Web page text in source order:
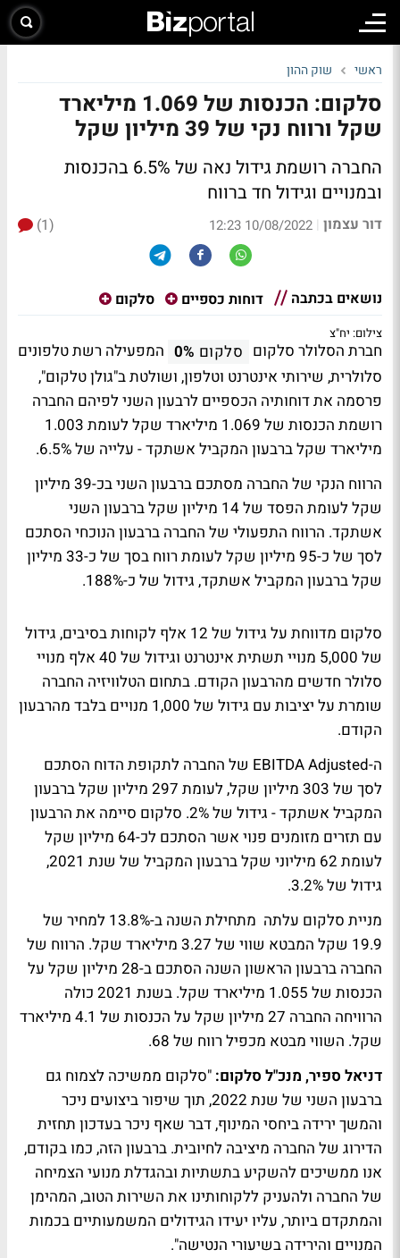
ראשי שוק ההון
סלקום: הכנסות של 1.069 מיליארד
שקל ורווח נקי של 39 מיליון שקל
החברה רושמת גידול נאה של 6.5% בהכנסות
ובמנויים וגידול חד ברווח
דור עצמון |
10/08/2022 12:23
(1)
נושאים בכתבה דוחות כספיים סלקום
צילום: יח"צ
חברת הסלולר סלקום סלקום 0% המפעילה רשת טלפונים
סלולרית, שירותי אינטרנט וטלפון, ושולטת ב"גולן טלקום",
פרסמה את דוחותיה הכספיים לרבעון השני לפיהם החברה
רושמת הכנסות של 1.069 מיליארד שקל לעומת 1.003
מיליארד שקל ברבעון המקביל אשתקד - עלייה של 6.5%.
הרווח הנקי של החברה מסתכם ברבעון השני בכ-39 מיליון
שקל לעומת הפסד של 14 מיליון שקל ברבעון השני
אשתקד. הרווח התפעולי של החברה ברבעון הנוכחי הסתכם
לסך של כ-95 מיליון שקל לעומת רווח בסך של כ-33 מיליון
שקל ברבעון המקביל אשתקד, גידול של כ-188%.
סלקום מדווחת על גידול של 12 אלף לקוחות בסיבים, גידול
של 5,000 מנויי תשתית אינטרנט וגידול של 40 אלף מנויי
סלולר חדשים מהרבעון הקודם. בתחום הטלוויזיה החברה
שומרת על יציבות עם גידול של 1,000 מנויים בלבד מהרבעון
הקודם.
ה-EBITDA Adjusted של החברה לתקופת הדוח הסתכם
לסך של 303 מיליון שקל, לעומת 297 מיליון שקל ברבעון
המקביל אשתקד - גידול של 2%. סלקום סיימה את הרבעון
עם תזרים מזומנים פנוי אשר הסתכם לכ-64 מיליון שקל
לעומת 62 מיליוני שקל ברבעון המקביל של שנת 2021,
גידול של 3.2%.
מניית סלקום עלתה מתחילת השנה ב-13.8% למחיר של
19.9 שקל המבטא שווי של 3.27 מיליארד שקל. הרווח של
החברה ברבעון הראשון השנה הסתכם ב-28 מיליון שקל על
הכנסות של 1.055 מיליארד שקל. בשנת 2021 כולה
הרוויחה החברה 27 מיליון שקל על הכנסות של 4.1 מיליארד
שקל. השווי מבטא מכפיל רווח של 68.
דניאל ספיר, מנכ"ל סלקום: "סלקום ממשיכה לצמוח גם
ברבעון השני של שנת 2022, תוך שיפור ביצועים ניכר
והמשך ירידה ביחסי המינוף, דבר שאף ניכר בעדכון תחזית
הדירוג של החברה מיציבה לחיובית. ברבעון הזה, כמו בקודם,
אנו ממשיכים להשקיע בתשתיות ובהגדלת מנועי הצמיחה
של החברה ולהעניק ללקוחותינו את השירות הטוב, המהימן
והמתקדם ביותר, עליו יעידו הגידולים המשמעותיים בכמות
המנויים והירידה בשיעורי הנטישה".